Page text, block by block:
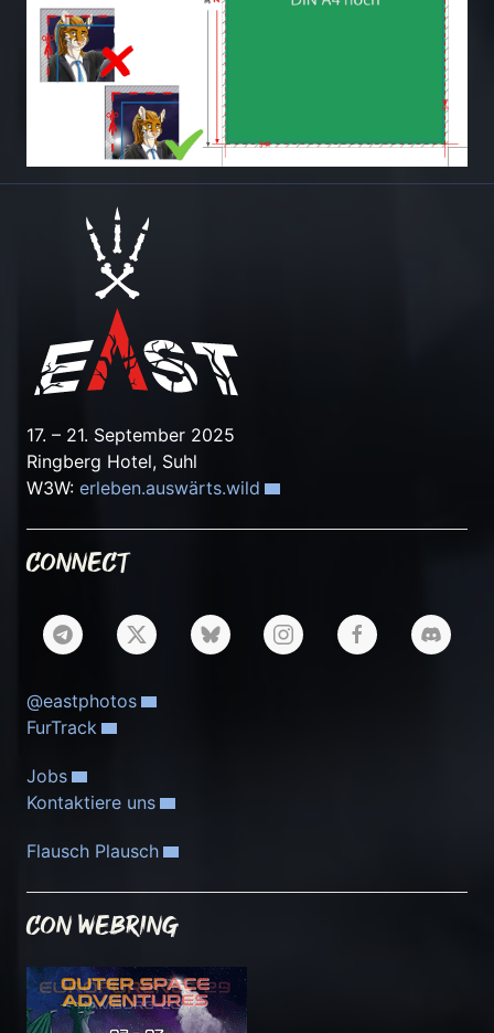
17. – 21. September 2025
Ringberg Hotel, Suhl
W3W: erleben.auswärts.wild
Connect
@eastphotos
FurTrack
Jobs
Kontaktiere uns
Flausch Plausch
Con Webring